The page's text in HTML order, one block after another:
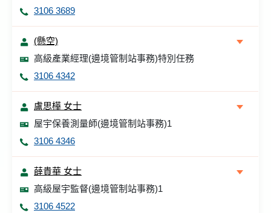
3106 3689
(懸空)
高級產業經理(邊境管制站事務)特別任務
3106 4342
盧思樺 女士
屋宇保養測量師(邊境管制站事務)1
3106 4346
薛貴華 女士
高級屋宇監督(邊境管制站事務)1
3106 4522